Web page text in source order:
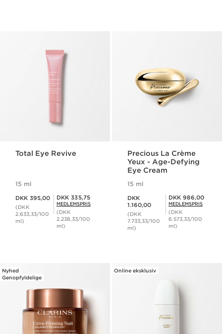
Total Eye Revive
15 ml
DKK 395,00
(DKK
2.633,33/100
ml)
Medlemspris DKK 335,75
DKK 335,75
MEDLEMSPRIS
(DKK
2.238,33/100
ml)
Precious La Crème
Yeux - Age-Defying
Eye Cream
15 ml
DKK
1.160,00
(DKK
7.733,33/100
ml)
Medlemspris DKK 986,00
DKK 986,00
MEDLEMSPRIS
(DKK
6.573,33/100
ml)
Nyhed
Genopfyldelige
Online eksklusiv